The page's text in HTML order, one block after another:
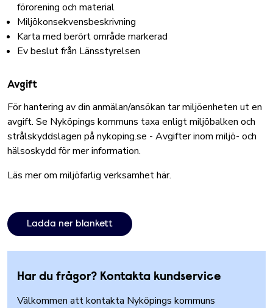
förorening och material
Miljökonsekvensbeskrivning
Karta med berört område markerad
Ev beslut från Länsstyrelsen
Avgift
För hantering av din anmälan/ansökan tar miljöenheten ut en
avgift. Se Nyköpings kommuns taxa enligt miljöbalken och
strålskyddslagen på nykoping.se - Avgifter inom miljö- och
hälsoskydd för mer information.
Läs mer om miljöfarlig verksamhet här.
Ladda ner blankett
Har du frågor? Kontakta kundservice
Välkommen att kontakta Nyköpings kommuns